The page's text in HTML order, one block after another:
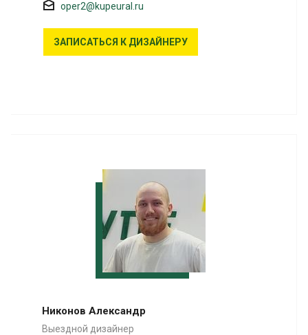
oper2@kupeural.ru
ЗАПИСАТЬСЯ К ДИЗАЙНЕРУ
Никонов Александр
Выездной дизайнер